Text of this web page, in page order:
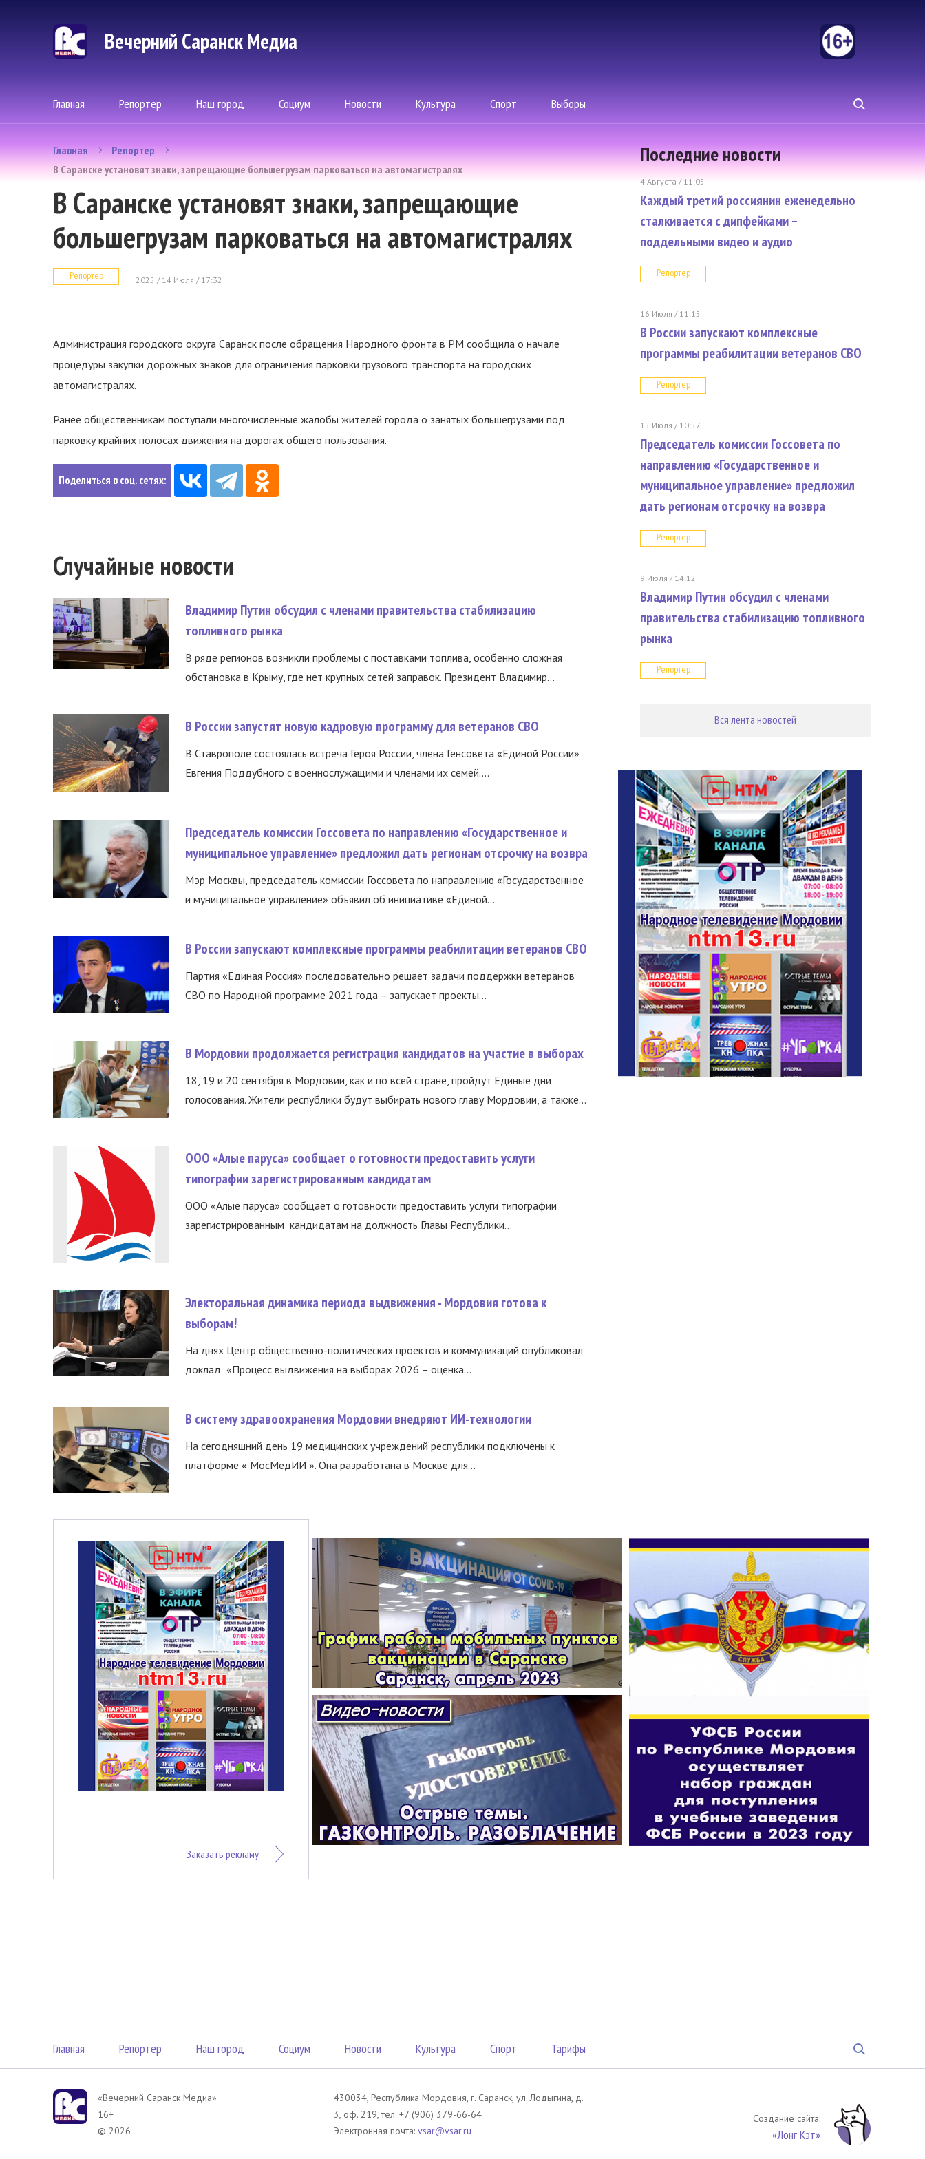
Вечерний Саранск Mедиа
Главная Репортер Наш город Социум Новости Культура Спорт Выборы
Главная
Репортер
В Саранске установят знаки, запрещающие большегрузам парковаться на автомагистралях
В Саранске установят знаки, запрещающие
большегрузам парковаться на автомагистралях
Репортер 2025 / 14 Июля / 17:32
Администрация городского округа Саранск после обращения Народного фронта в РМ сообщила о начале
процедуры закупки дорожных знаков для ограничения парковки грузового транспорта на городских
автомагистралях.
Ранее общественникам поступали многочисленные жалобы жителей города о занятых большегрузами под
парковку крайних полосах движения на дорогах общего пользования.
Поделиться в соц. сетях:
Случайные новости
Владимир Путин обсудил с членами правительства стабилизацию
топливного рынка
В ряде регионов возникли проблемы с поставками топлива, особенно сложная
обстановка в Крыму, где нет крупных сетей заправок. Президент Владимир...
В России запустят новую кадровую программу для ветеранов СВО
В Ставрополе состоялась встреча Героя России, члена Генсовета «Единой России»
Евгения Поддубного с военнослужащими и членами их семей....
Председатель комиссии Госсовета по направлению «Государственное и
муниципальное управление» предложил дать регионам отсрочку на возвра
Мэр Москвы, председатель комиссии Госсовета по направлению «Государственное
и муниципальное управление» объявил об инициативе «Единой...
В России запускают комплексные программы реабилитации ветеранов СВО
Партия «Единая Россия» последовательно решает задачи поддержки ветеранов
СВО по Народной программе 2021 года – запускает проекты...
В Мордовии продолжается регистрация кандидатов на участие в выборах
18, 19 и 20 сентября в Мордовии, как и по всей стране, пройдут Единые дни
голосования. Жители республики будут выбирать нового главу Мордовии, а также...
ООО «Алые паруса» сообщает о готовности предоставить услуги
типографии зарегистрированным кандидатам
ООО «Алые паруса» сообщает о готовности предоставить услуги типографии
зарегистрированным кандидатам на должность Главы Республики...
Электоральная динамика периода выдвижения - Мордовия готова к
выборам!
На днях Центр общественно-политических проектов и коммуникаций опубликовал
доклад «Процесс выдвижения на выборах 2026 – оценка...
В систему здравоохранения Мордовии внедряют ИИ-технологии
На сегодняшний день 19 медицинских учреждений республики подключены к
платформе « МосМедИИ ». Она разработана в Москве для...
Последние новости
4 Августа / 11:05
Каждый третий россиянин еженедельно
сталкивается с дипфейками –
поддельными видео и аудио
Репортер
16 Июля / 11:15
В России запускают комплексные
программы реабилитации ветеранов СВО
Репортер
15 Июля / 10:57
Председатель комиссии Госсовета по
направлению «Государственное и
муниципальное управление» предложил
дать регионам отсрочку на возвра
Репортер
9 Июля / 14:12
Владимир Путин обсудил с членами
правительства стабилизацию топливного
рынка
Репортер
Вся лента новостей
Заказать рекламу
Главная Репортер Наш город Социум Новости Культура Спорт Тарифы
«Вечерний Саранск Mедиа»
16+
© 2026
430034, Республика Мордовия, г. Саранск, ул. Лодыгина, д.
3, оф. 219, тел: +7 (906) 379-66-64
Электронная почта: vsar@vsar.ru
Создание сайта:
«Лонг Кэт»